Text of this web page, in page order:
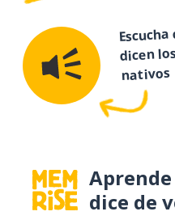
dicen
nativos
dice de